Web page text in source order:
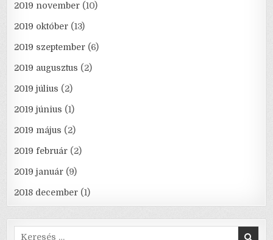
2019 november (10)
2019 október (13)
2019 szeptember (6)
2019 augusztus (2)
2019 július (2)
2019 június (1)
2019 május (2)
2019 február (2)
2019 január (9)
2018 december (1)
Search